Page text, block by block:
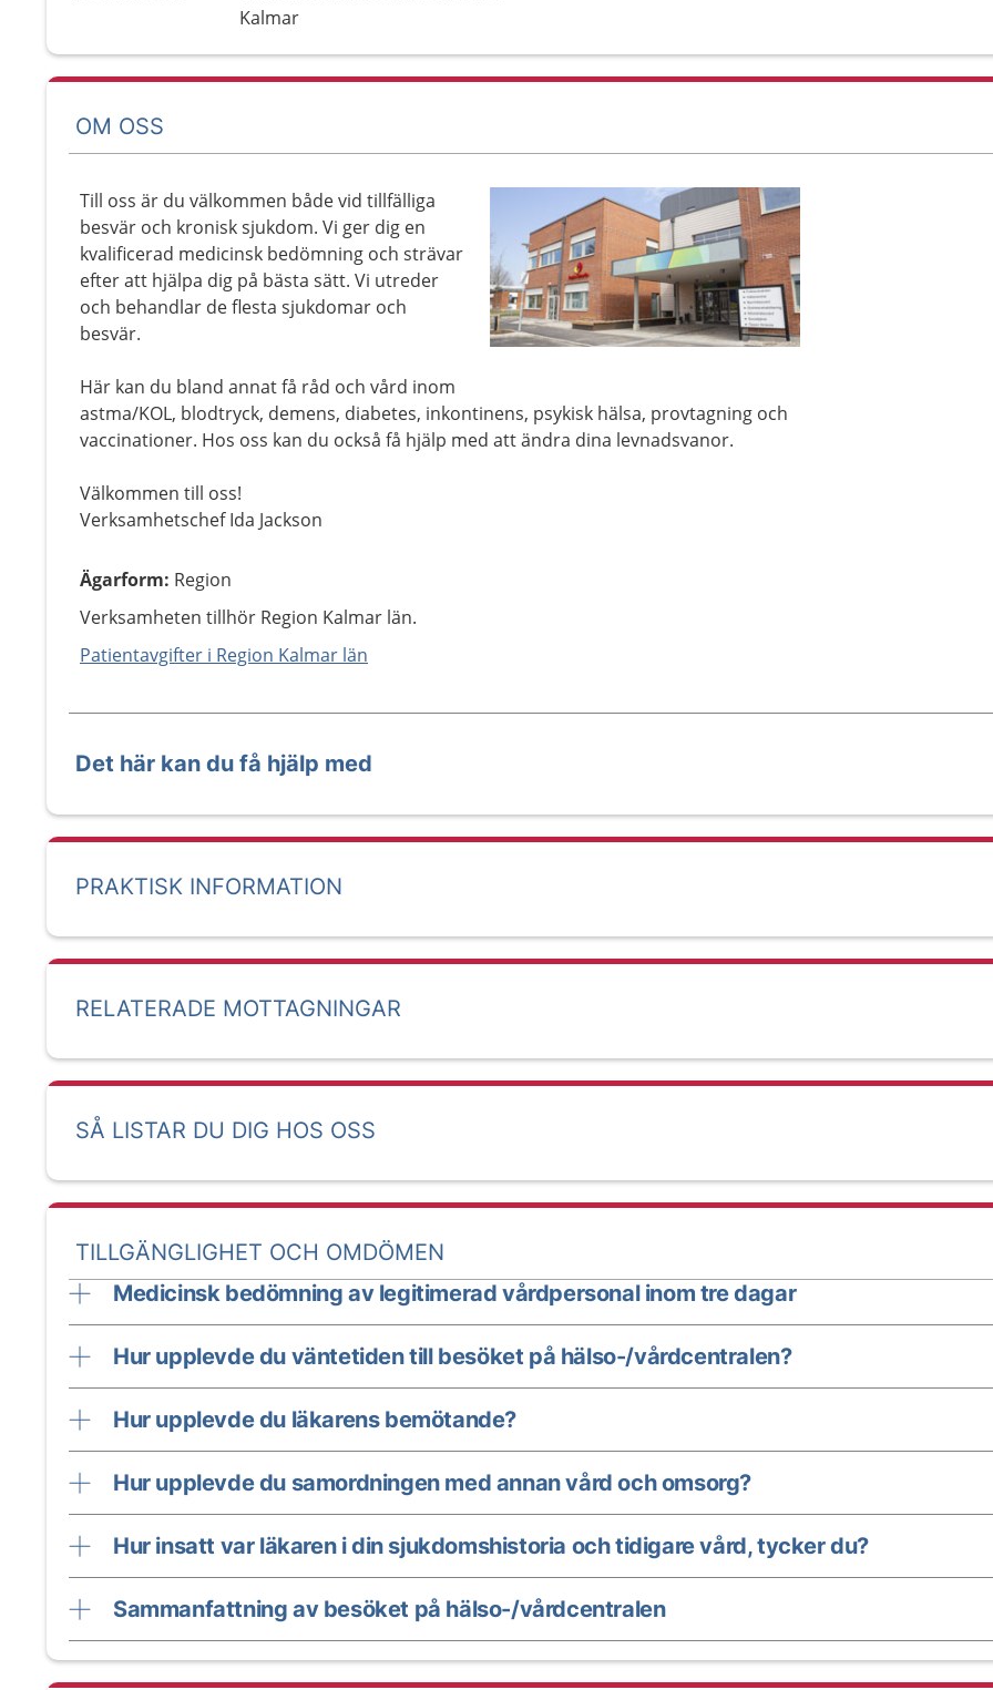
Kalmar
OM OSS
Till oss är du välkommen både vid tillfälliga
besvär och kronisk sjukdom. Vi ger dig en
kvalificerad medicinsk bedömning och strävar
efter att hjälpa dig på bästa sätt. Vi utreder
och behandlar de flesta sjukdomar och
besvär.
Här kan du bland annat få råd och vård inom
astma/KOL, blodtryck, demens, diabetes, inkontinens, psykisk hälsa, provtagning och
vaccinationer. Hos oss kan du också få hjälp med att ändra dina levnadsvanor.
Välkommen till oss!
Verksamhetschef Ida Jackson
Ägarform: Region
Verksamheten tillhör Region Kalmar län.
Patientavgifter i Region Kalmar län
Det här kan du få hjälp med
PRAKTISK INFORMATION
RELATERADE MOTTAGNINGAR
SÅ LISTAR DU DIG HOS OSS
TILLGÄNGLIGHET OCH OMDÖMEN
Medicinsk bedömning av legitimerad vårdpersonal inom tre dagar
Hur upplevde du väntetiden till besöket på hälso-/vårdcentralen?
Hur upplevde du läkarens bemötande?
Hur upplevde du samordningen med annan vård och omsorg?
Hur insatt var läkaren i din sjukdomshistoria och tidigare vård, tycker du?
Sammanfattning av besöket på hälso-/vårdcentralen